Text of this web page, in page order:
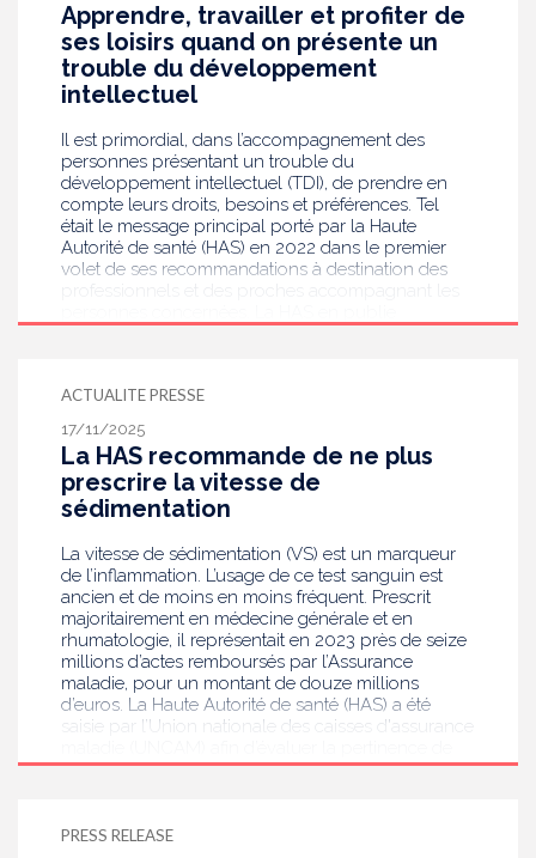
Apprendre, travailler et profiter de
ses loisirs quand on présente un
trouble du développement
intellectuel
Il est primordial, dans l’accompagnement des
personnes présentant un trouble du
développement intellectuel (TDI), de prendre en
compte leurs droits, besoins et préférences. Tel
était le message principal porté par la Haute
Autorité de santé (HAS) en 2022 dans le premier
volet de ses recommandations à destination des
les premières, transcrites en facile à lire et à
comprendre (FALC).
ACTUALITE PRESSE
17/11/2025
La HAS recommande de ne plus
prescrire la vitesse de
sédimentation
La vitesse de sédimentation (VS) est un marqueur
de l’inflammation. L’usage de ce test sanguin est
ancien et de moins en moins fréquent. Prescrit
majoritairement en médecine générale et en
rhumatologie, il représentait en 2023 près de seize
millions d’actes remboursés par l’Assurance
maladie, pour un montant de douze millions
d’euros. La Haute Autorité de santé (HAS) a été
saisie par l’Union nationale des caisses d'assurance
ce test, dans l’objectif, le cas échéant, d’envisager
plus performants en complément de l’examen
PRESS RELEASE